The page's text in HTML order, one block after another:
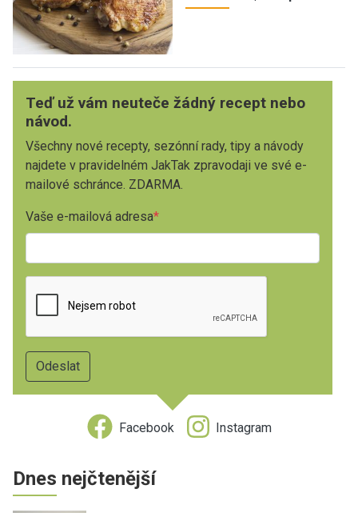
Teď už vám neuteče žádný recept nebo
návod.
Všechny nové recepty, sezónní rady, tipy a návody
najdete v pravidelném JakTak zpravodaji ve své e-
mailové schránce. ZDARMA.
Vaše e-mailová adresa
Facebook Instagram
Dnes nejčtenější